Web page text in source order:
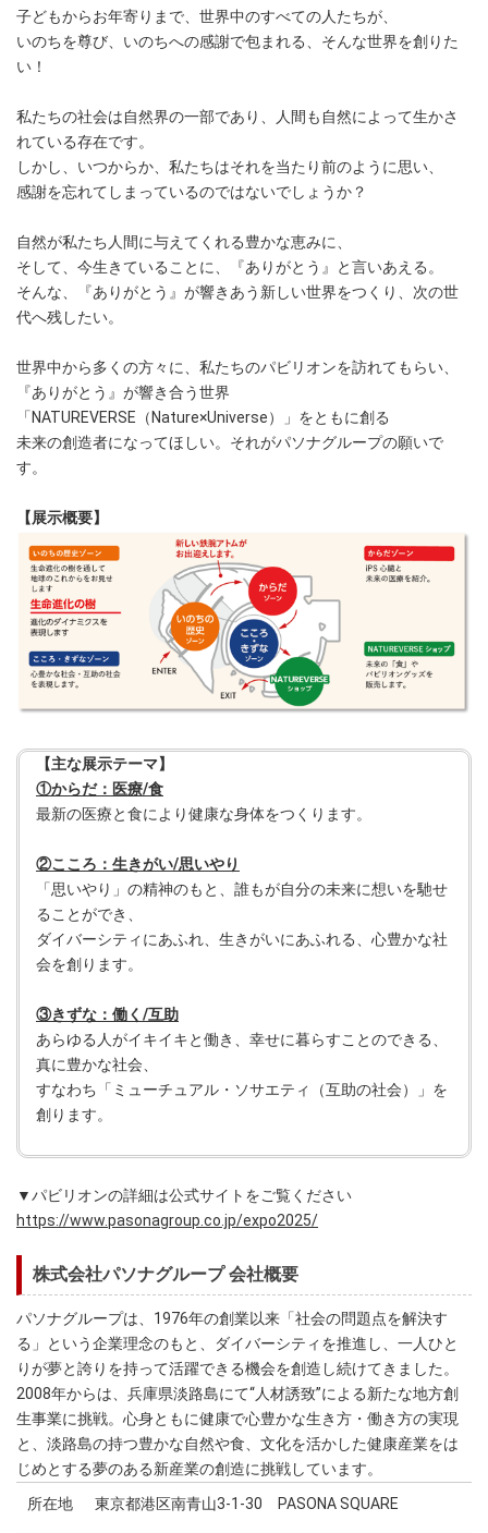
子どもからお年寄りまで、世界中のすべての人たちが、
いのちを尊び、いのちへの感謝で包まれる、そんな世界を創りた
い！
私たちの社会は自然界の一部であり、人間も自然によって生かさ
れている存在です。
しかし、いつからか、私たちはそれを当たり前のように思い、
感謝を忘れてしまっているのではないでしょうか？
自然が私たち人間に与えてくれる豊かな恵みに、
そして、今生きていることに、『ありがとう』と言いあえる。
そんな、『ありがとう』が響きあう新しい世界をつくり、次の世
代へ残したい。
世界中から多くの方々に、私たちのパビリオンを訪れてもらい、
『ありがとう』が響き合う世界
「NATUREVERSE（Nature×Universe）」をともに創る
未来の創造者になってほしい。それがパソナグループの願いで
す。
【展示概要】
【主な展示テーマ】
①からだ：医療/食
最新の医療と食により健康な身体をつくります。
②こころ：生きがい/思いやり
「思いやり」の精神のもと、誰もが自分の未来に想いを馳せ
ることができ、
ダイバーシティにあふれ、生きがいにあふれる、心豊かな社
会を創ります。
③きずな：働く/互助
あらゆる人がイキイキと働き、幸せに暮らすことのできる、
真に豊かな社会、
すなわち「ミューチュアル・ソサエティ（互助の社会）」を
創ります。
▼パビリオンの詳細は公式サイトをご覧ください
https://www.pasonagroup.co.jp/expo2025/
株式会社パソナグループ 会社概要
パソナグループは、1976年の創業以来「社会の問題点を解決す
る」という企業理念のもと、ダイバーシティを推進し、一人ひと
りが夢と誇りを持って活躍できる機会を創造し続けてきました。
2008年からは、兵庫県淡路島にて“人材誘致”による新たな地方創
生事業に挑戦。心身ともに健康で心豊かな生き方・働き方の実現
と、淡路島の持つ豊かな自然や食、文化を活かした健康産業をは
じめとする夢のある新産業の創造に挑戦しています。
所在地
東京都港区南青山3-1-30 PASONA SQUARE